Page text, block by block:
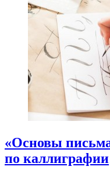
«Основы
по каллиграфии